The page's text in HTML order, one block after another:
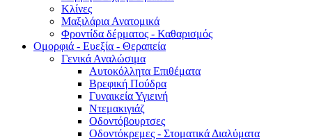
Κλίνες
Μαξιλάρια Ανατομικά
Φροντίδα δέρματος - Καθαρισμός
Ομορφιά - Ευεξία - Θεραπεία
Γενικά Αναλώσιμα
Αυτοκόλλητα Επιθέματα
Βρεφική Πούδρα
Γυναικεία Υγιεινή
Ντεμακιγιάζ
Οδοντόβουρτσες
Οδοντόκρεμες - Στοματικά Διαλύματα